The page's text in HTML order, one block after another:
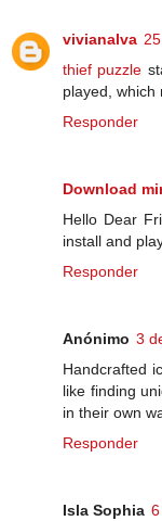
vivianalva
thief puzzle
played, which
Responder
Download
Hello Dear
install and
Responder
Anónimo 3
Handcrafted
like finding
in their own
Responder
Isla Sophia